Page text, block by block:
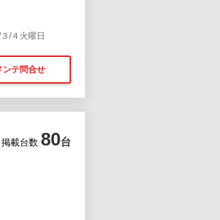
/４火曜日
ンテ問合せ
掲載台数 80台